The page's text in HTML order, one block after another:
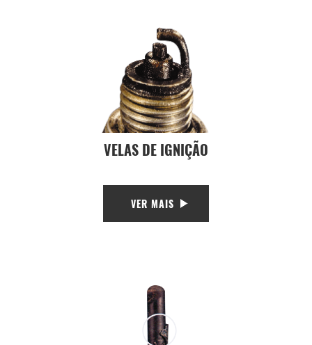
VELAS DE IGNIÇÃO
VER MAIS